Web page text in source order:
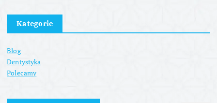
Kategorie
Blog
Dentystyka
Polecamy